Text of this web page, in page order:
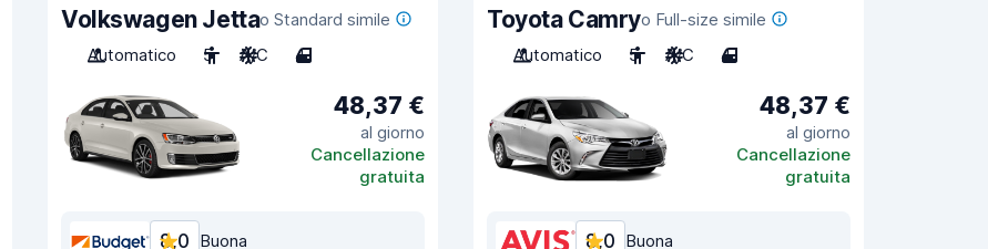
Volkswagen Jettao Standard simile
Automatico
5 A/C 4
48,37 €
al giorno
Cancellazione
gratuita
8,0 Buona
Toyota Camryo Full-size simile
Automatico
5 A/C 4
48,37 €
al giorno
Cancellazione
gratuita
8,0 Buona